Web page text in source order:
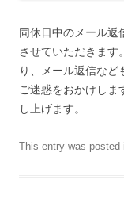
同休日中のメール返
させていただきま
り、メール返信など
ご迷惑をおかけしま
し上げます。
This entry was posted